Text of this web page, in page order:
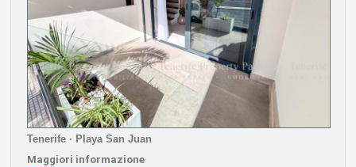
Tenerife · Playa San Juan
Maggiori informazione